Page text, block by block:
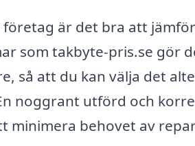
företag är det bra att
som takbyte-pris.se gör
så att du kan välja det
noggrant utförd och
minimera behovet av